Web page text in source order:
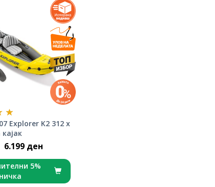
Explorer K2 312 x
6.199 ден
5%